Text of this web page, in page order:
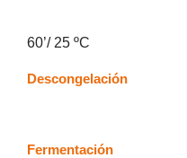
60’/ 25 ºC
Descongelación
Fermentación